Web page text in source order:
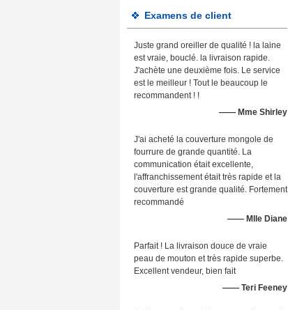
Examens de client
Juste grand oreiller de qualité ! la laine
est vraie, bouclé. la livraison rapide.
J'achète une deuxième fois. Le service
est le meilleur ! Tout le beaucoup le
recommandent ! !
—— Mme Shirley
J'ai acheté la couverture mongole de
fourrure de grande quantité. La
communication était excellente,
l'affranchissement était très rapide et la
couverture est grande qualité. Fortement
recommandé
—— Mlle Diane
Parfait ! La livraison douce de vraie
peau de mouton et très rapide superbe.
Excellent vendeur, bien fait
—— Teri Feeney